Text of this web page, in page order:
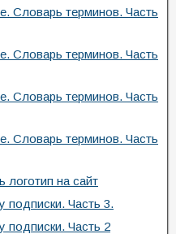
Словарь терминов. Часть
Словарь терминов. Часть
Словарь терминов. Часть
Словарь терминов. Часть
логотип на сайт
Часть 3.
Часть 2